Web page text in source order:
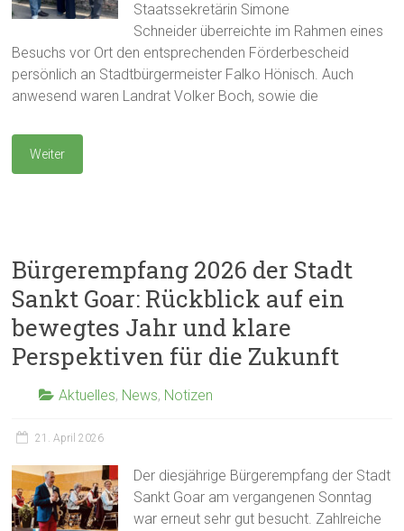
Staatssekretärin Simone
Schneider überreichte im Rahmen eines
Besuchs vor Ort den entsprechenden Förderbescheid
persönlich an Stadtbürgermeister Falko Hönisch. Auch
anwesend waren Landrat Volker Boch, sowie die
Weiter
Bürgerempfang 2026 der Stadt
Sankt Goar: Rückblick auf ein
bewegtes Jahr und klare
Perspektiven für die Zukunft
Aktuelles, News, Notizen
21. April 2026
Der diesjährige Bürgerempfang der Stadt
Sankt Goar am vergangenen Sonntag
war erneut sehr gut besucht. Zahlreiche